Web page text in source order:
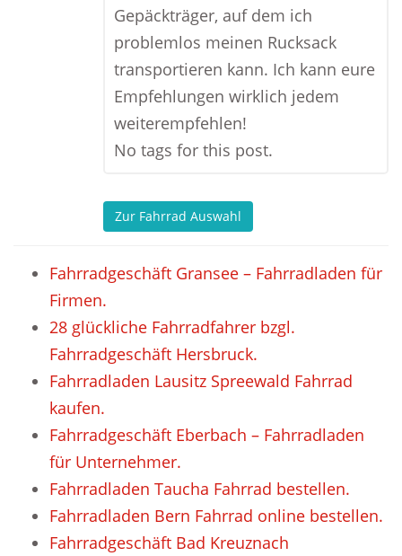
Gepäckträger, auf dem ich
problemlos meinen Rucksack
transportieren kann. Ich kann eure
Empfehlungen wirklich jedem
weiterempfehlen!
No tags for this post.
Zur Fahrrad Auswahl
Fahrradgeschäft Gransee – Fahrradladen für
Firmen.
28 glückliche Fahrradfahrer bzgl.
Fahrradgeschäft Hersbruck.
Fahrradladen Lausitz Spreewald Fahrrad
kaufen.
Fahrradgeschäft Eberbach – Fahrradladen
für Unternehmer.
Fahrradladen Taucha Fahrrad bestellen.
Fahrradladen Bern Fahrrad online bestellen.
Fahrradgeschäft Bad Kreuznach